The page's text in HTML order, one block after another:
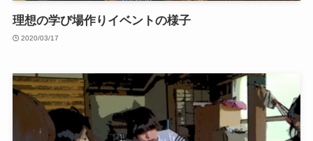
理想の学び場作りイベントの様子
2020/03/17